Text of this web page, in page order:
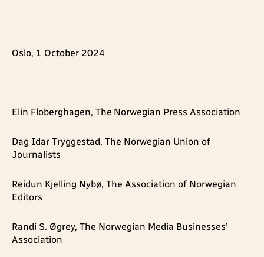
Oslo, 1 October 2024
Elin Floberghagen, The Norwegian Press Association
Dag Idar Tryggestad, The Norwegian Union of
Journalists
Reidun Kjelling Nybø, The Association of Norwegian
Editors
Randi S. Øgrey, The Norwegian Media Businesses’
Association